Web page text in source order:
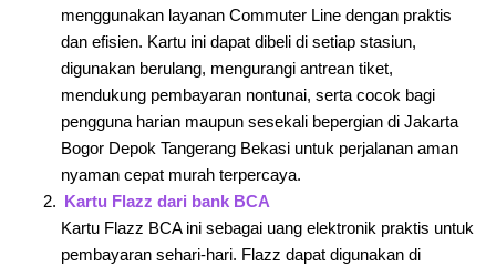
menggunakan layanan Commuter Line dengan praktis
dan efisien. Kartu ini dapat dibeli di setiap stasiun,
digunakan berulang, mengurangi antrean tiket,
mendukung pembayaran nontunai, serta cocok bagi
pengguna harian maupun sesekali bepergian di Jakarta
Bogor Depok Tangerang Bekasi untuk perjalanan aman
nyaman cepat murah terpercaya.
Kartu Flazz dari bank BCA
Kartu Flazz BCA ini sebagai uang elektronik praktis untuk
pembayaran sehari-hari. Flazz dapat digunakan di